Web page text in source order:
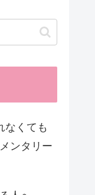
なくても
ンタリー